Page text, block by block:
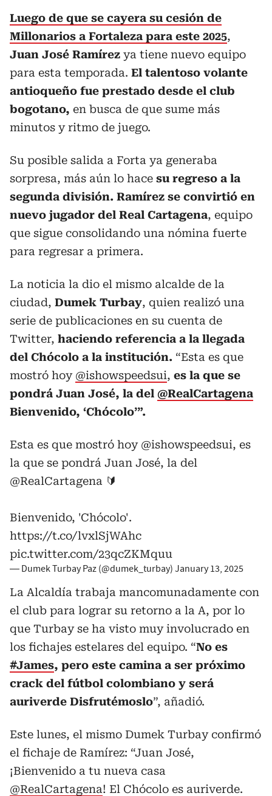
Luego de que se cayera su cesión de
Millonarios a Fortaleza para este 2025,
Juan José Ramírez ya tiene nuevo equipo
para esta temporada. El talentoso volante
antioqueño fue prestado desde el club
bogotano, en busca de que sume más
minutos y ritmo de juego.
Su posible salida a Forta ya generaba
sorpresa, más aún lo hace su regreso a la
segunda división. Ramírez se convirtió en
nuevo jugador del Real Cartagena, equipo
que sigue consolidando una nómina fuerte
para regresar a primera.
La noticia la dio el mismo alcalde de la
ciudad, Dumek Turbay, quien realizó una
serie de publicaciones en su cuenta de
Twitter, haciendo referencia a la llegada
del Chócolo a la institución. “Esta es que
mostró hoy @ishowspeedsui, es la que se
pondrá Juan José, la del @RealCartagena
Bienvenido, ‘Chócolo’”.
Esta es que mostró hoy @ishowspeedsui, es
la que se pondrá Juan José, la del
@RealCartagena 🔰
Bienvenido, 'Chócolo'.
https://t.co/lvxlSjWAhc
pic.twitter.com/23qcZKMquu
— Dumek Turbay Paz (@dumek_turbay) January 13, 2025
La Alcaldía trabaja mancomunadamente con
el club para lograr su retorno a la A, por lo
que Turbay se ha visto muy involucrado en
los fichajes estelares del equipo. “No es
#James, pero este camina a ser próximo
crack del fútbol colombiano y será
auriverde Disfrutémoslo”, añadió.
Este lunes, el mismo Dumek Turbay confirmó
el fichaje de Ramírez: “Juan José,
¡Bienvenido a tu nueva casa
@RealCartagena! El Chócolo es auriverde.